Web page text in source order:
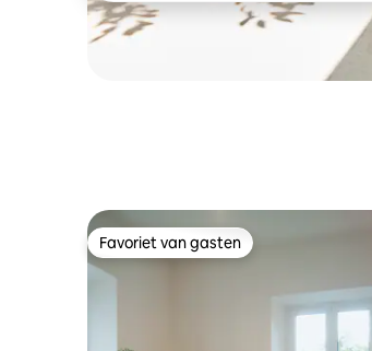
Favoriet van gasten
Favoriet van gasten